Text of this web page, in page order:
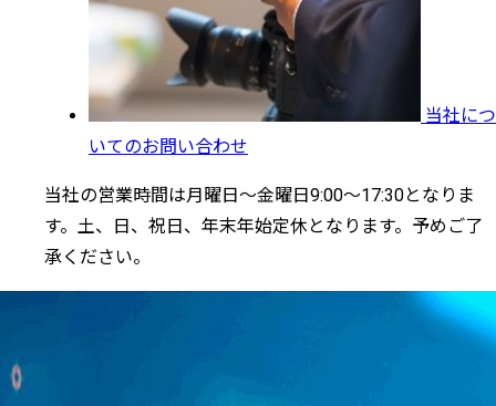
当社につ
いてのお問い合わせ
当社の営業時間は月曜日～金曜日9:00～17:30となりま
す。土、日、祝日、年末年始定休となります。予めご了
承ください。